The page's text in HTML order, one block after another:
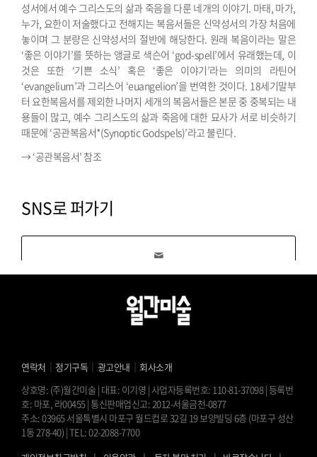
성서에서 예수 그리스도의 삶과 죽음을 다룬 네개의 이야기. 마태, 마가,
누가, 요한이 저술했다고 전해지는 복음서들은 신약성서의 가장 처음에
놓이며 그 분량은 신약성서의 절반에 해당한다. 원래 복음이라는 말은
‘좋은 이야기’를 뜻하는 앵글로 색슨어 ‘god-spell’에서 유래했는데, 이
것은 또한 ‘기쁜 소식’ 혹은 ‘좋은 이야기’라는 의미의 라틴어
‘evangelium’과 그리스어 ‘euangelion’을 번역한 것이다. 18세기말부
터 요한복음서를 제외한 나머지 세개의 복음서들은 본문 중 중복되는 내
용들이 많고, 예수 그리스도의 삶과 죽음에 대한 묘사가 서로 비슷하기
때문에 ‘공관복음서*(Synoptic Godspels)’라고 불린다.
→ ‘공관복음서’ 참조
SNS로 퍼가기
연락처 ｜ 정기구독 ｜ 광고안내 ｜ 회사소개
상호명: (주)월간미술 | 대표: 이기영 | 사업자등록번호: 110-81-37098 | 등록번
호: 마포, 라00455 | 통신판매업신고: 2012-서울금천-0877
주소: 03965 서울특별시 마포구 월드컵로 32길 19 보양빌딩 6층 (마포구 성산
1동 278-40) | TEL: 02-2088-7700